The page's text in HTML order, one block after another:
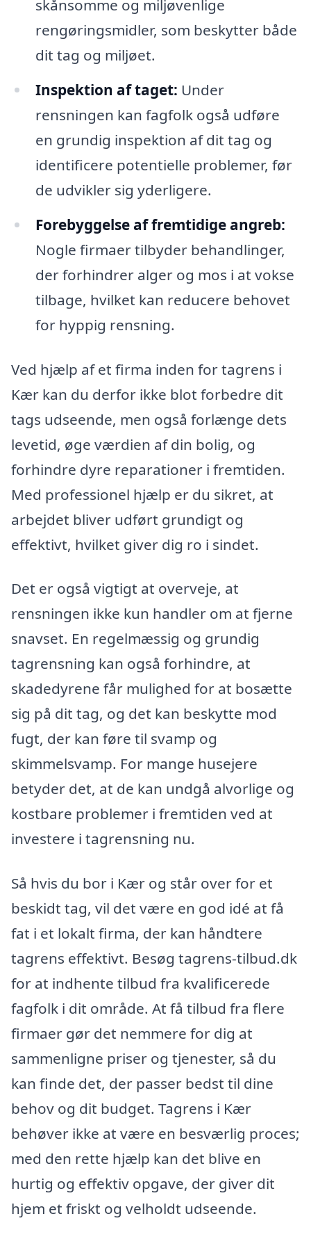
skånsomme og miljøvenlige
rengøringsmidler, som beskytter både
dit tag og miljøet.
Inspektion af taget: Under
rensningen kan fagfolk også udføre
en grundig inspektion af dit tag og
identificere potentielle problemer, før
de udvikler sig yderligere.
Forebyggelse af fremtidige angreb:
Nogle firmaer tilbyder behandlinger,
der forhindrer alger og mos i at vokse
tilbage, hvilket kan reducere behovet
for hyppig rensning.
Ved hjælp af et firma inden for tagrens i
Kær kan du derfor ikke blot forbedre dit
tags udseende, men også forlænge dets
levetid, øge værdien af din bolig, og
forhindre dyre reparationer i fremtiden.
Med professionel hjælp er du sikret, at
arbejdet bliver udført grundigt og
effektivt, hvilket giver dig ro i sindet.
Det er også vigtigt at overveje, at
rensningen ikke kun handler om at fjerne
snavset. En regelmæssig og grundig
tagrensning kan også forhindre, at
skadedyrene får mulighed for at bosætte
sig på dit tag, og det kan beskytte mod
fugt, der kan føre til svamp og
skimmelsvamp. For mange husejere
betyder det, at de kan undgå alvorlige og
kostbare problemer i fremtiden ved at
investere i tagrensning nu.
Så hvis du bor i Kær og står over for et
beskidt tag, vil det være en god idé at få
fat i et lokalt firma, der kan håndtere
tagrens effektivt. Besøg tagrens-tilbud.dk
for at indhente tilbud fra kvalificerede
fagfolk i dit område. At få tilbud fra flere
firmaer gør det nemmere for dig at
sammenligne priser og tjenester, så du
kan finde det, der passer bedst til dine
behov og dit budget. Tagrens i Kær
behøver ikke at være en besværlig proces;
med den rette hjælp kan det blive en
hurtig og effektiv opgave, der giver dit
hjem et friskt og velholdt udseende.